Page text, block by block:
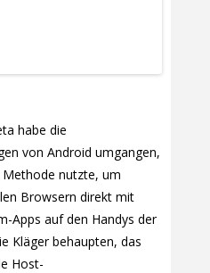
habe die
von Android umgangen,
nutzte, um
Browsern direkt mit
Apps auf den Handys der
Kläger behaupten, das
Host-